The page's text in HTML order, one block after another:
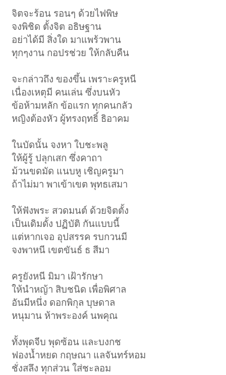
จิตจะร้อน รอนๆ ด้วยไฟพิษ
จงพิชิด ตั้งจิต อธิษฐาน
อย่าได้มี สิ่งใด มาแพร้วพาน
ทุกๆงาน กอปรช่วย ให้กลับคืน
จะกล่าวถึง ของขึ้น เพราะครูหนี
เนื่องเหตุมี คนเล่น ซึ่งบนหัว
ข้อห้ามหลัก ข้อแรก ทุกคนกลัว
หญิงต้องหัว ผู้ทรงฤทธิ์ ธิอาคม
ในบัดนั้น จงหา ใบชะพลู
ให้ผู้รู้ ปลุกเสก ซึ่งคาถา
ม้วนขดมัด แนบหู เชิญครูมา
ถ้าไม่มา พาเข้าเขต พุทธเสมา
ให้ฟังพระ สวดมนต์ ด้วยจิตตั้ง
เป็นเดิมดั้ง ปฏิบัติ กันแบบนี้
แต่หากเจอ อุปสรรค รบกวนมี
จงพาหนี เขตขันธ์ ธ สีมา
ครูยังหนี มิมา เฝ้ารักษา
ให้นำหญ้า สิบชนิด เพื่อพิศาล
อันมีหนึ่ง ดอกพิกุล บุษดาล
หนุมาน ห้าพระองค์ นพคุณ
ทั้งพุดจีบ พุดซ้อน และบงกช
ฟองน้ำหยด กฤษณา แลจันทร์หอม
ชั่งสลึง ทุกส่วน ใส่ชะลอม